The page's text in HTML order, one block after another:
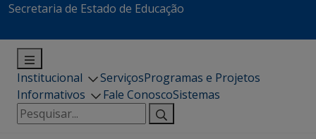
Secretaria de Estado de Educação
Institucional ServiçosProgramas e Projetos
Informativos
Fale ConoscoSistemas
Pesquisar
por: